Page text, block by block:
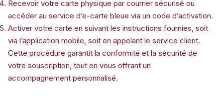
Recevoir votre carte physique par courrier sécurisé ou
accéder au service d’e-carte bleue via un code d’activation.
Activer votre carte en suivant les instructions fournies, soit
via l’application mobile, soit en appelant le service client.
Cette procédure garantit la conformité et la sécurité de
votre souscription, tout en vous offrant un
accompagnement personnalisé.